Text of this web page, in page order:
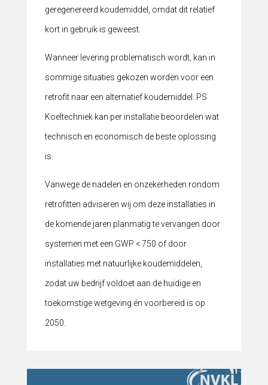
geregenereerd koudemiddel, omdat dit relatief
kort in gebruik is geweest.
Wanneer levering problematisch wordt, kan in
sommige situaties gekozen worden voor een
retrofit naar een alternatief koudemiddel. PS
Koeltechniek kan per installatie beoordelen wat
technisch en economisch de beste oplossing
is.
Vanwege de nadelen en onzekerheden rondom
retrofitten adviseren wij om deze installaties in
de komende jaren planmatig te vervangen door
systemen met een GWP < 750 of door
installaties met natuurlijke koudemiddelen,
zodat uw bedrijf voldoet aan de huidige en
toekomstige wetgeving én voorbereid is op
2050.